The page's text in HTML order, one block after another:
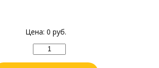
Цена: 0 руб.